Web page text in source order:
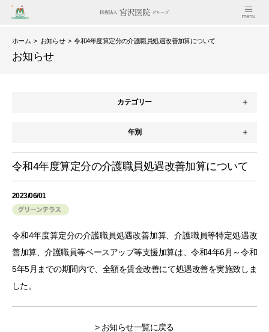
ホーム > お知らせ> 令和4年度算定分の介護職員処遇改善加算について
お知らせ
カテゴリー
年別
令和4年度算定分の介護職員処遇改善加算について
2023/06/01
令和4年度算定分の介護職員処遇改善加算、介護職員等特定処遇改
善加算、介護職員等ベースアップ等支援加算は、令和4年6月～令和
5年5月までの期間内で、全額を賃金改善にて処遇改善を実施致しま
した。
> お知らせ一覧に戻る